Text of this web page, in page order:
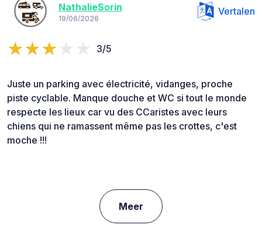
NathalieSorin
19/06/2026
Vertalen
3/5
Juste un parking avec électricité, vidanges, proche
piste cyclable. Manque douche et WC si tout le monde
respecte les lieux car vu des CCaristes avec leurs
chiens qui ne ramassent même pas les crottes, c'est
moche !!!
Meer